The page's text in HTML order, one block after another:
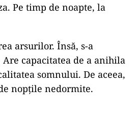
Pe timp de noapte, la
arsurilor. Însă, s-a
capacitatea de a anihila
somnului. De aceea,
nopţile nedormite.